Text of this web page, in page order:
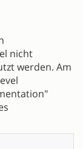
nicht
werden. Am